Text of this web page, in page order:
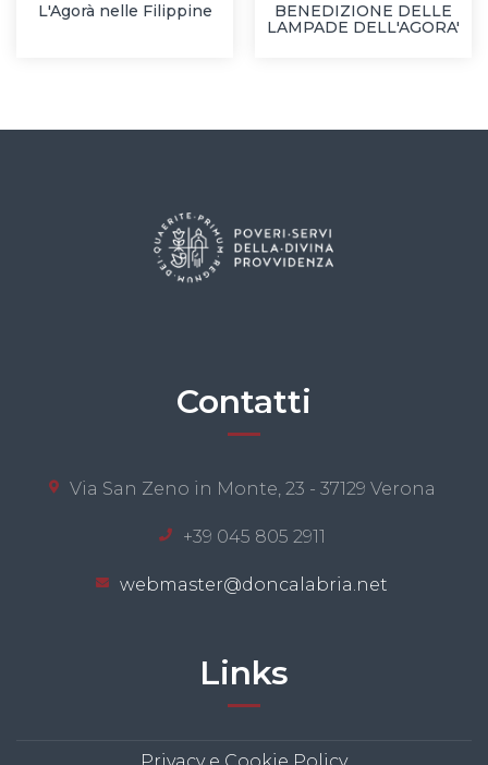
L'Agorà nelle Filippine
BENEDIZIONE DELLE
LAMPADE DELL'AGORA'
Contatti
Via San Zeno in Monte, 23 - 37129 Verona
+39 045 805 2911
webmaster@doncalabria.net
Links